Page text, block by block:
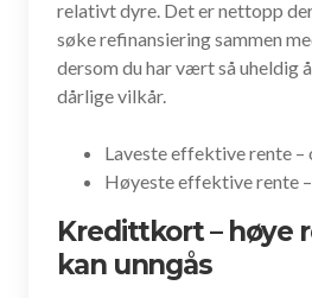
relativt dyre. Det er nettopp
søke refinansiering sammen
dersom du har vært så uheldig
dårlige vilkår.
Laveste effektive rente –
Høyeste effektive rente
Kredittkort – høye
kan unngås